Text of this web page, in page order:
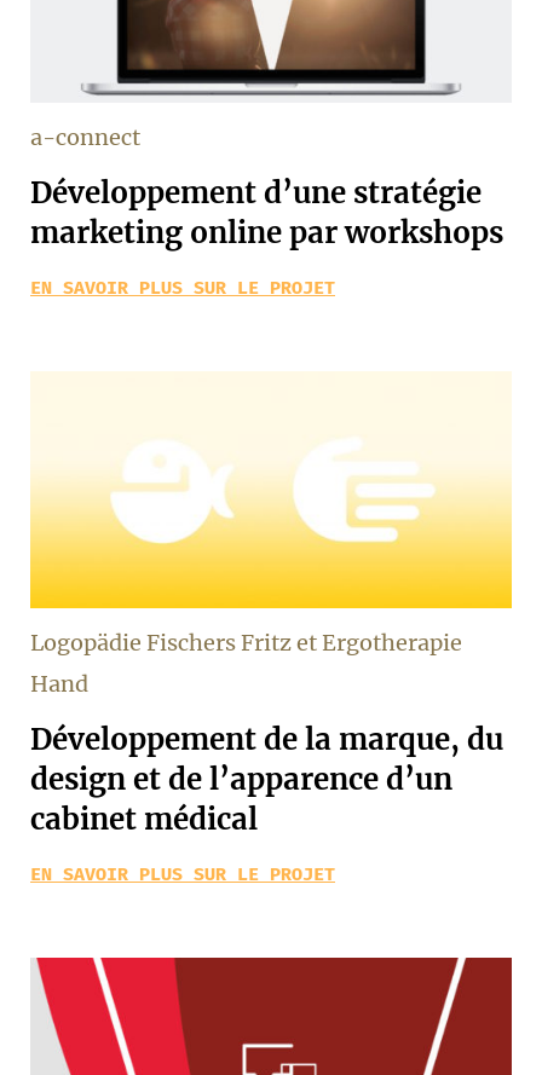
a-connect
Développement d’une stratégie
marketing online par workshops
EN SAVOIR PLUS SUR LE PROJET
Logopädie Fischers Fritz et Ergotherapie
Hand
Développement de la marque, du
design et de l’apparence d’un
cabinet médical
EN SAVOIR PLUS SUR LE PROJET